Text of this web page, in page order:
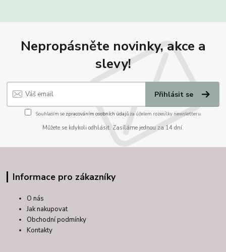
Nepropásněte novinky, akce a
slevy!
Přihlásit se
Souhlasím se zpracováním osobních údajůza účelem rozesílky newsletteru.
Můžete se kdykoli odhlásit. Zasíláme jednou za 14 dní.
Informace pro zákazníky
O nás
Jak nakupovat
Obchodní podmínky
Kontakty